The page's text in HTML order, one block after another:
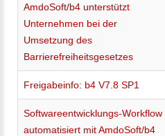
AmdoSoft/b4 unterstützt
Unternehmen bei der
Umsetzung des
Barrierefreiheitsgesetzes
Freigabeinfo: b4 V7.8 SP1
Softwareentwicklungs-Workflow
automatisiert mit AmdoSoft/b4